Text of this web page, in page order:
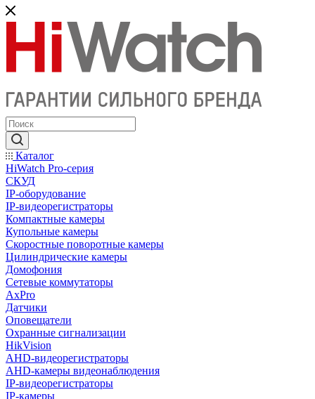
Каталог
HiWatch Pro-серия
CКУД
IP-оборудование
IP-видеорегистраторы
Компактные камеры
Купольные камеры
Скоростные поворотные камеры
Цилиндрические камеры
Домофония
Сетевые коммутаторы
AxPro
Датчики
Оповещатели
Охранные сигнализации
HikVision
AHD-видеорегистраторы
AHD-камеры видеонаблюдения
IP-видеорегистраторы
IP-камеры